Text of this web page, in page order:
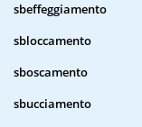
sbeffeggiamento
sbloccamento
sboscamento
sbucciamento